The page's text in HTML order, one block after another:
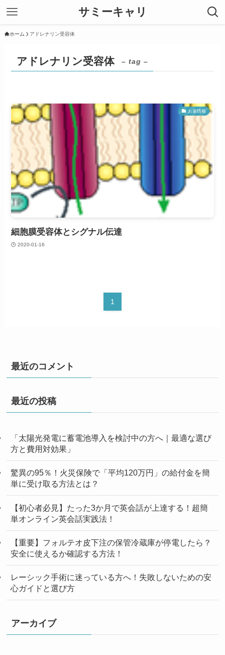
サミーキャリ
ホーム アドレナリン受容体
アドレナリン受容体 – tag –
お薬情報
細胞膜受容体とシグナル伝達
2020-01-16
1
最近のコメント
最近の投稿
「太陽光発電に蓄電池導入を検討中の方へ｜最適な選び
方と費用対効果」
驚異の95％！火災保険で「平均120万円」の給付金を簡
単に受け取る方法とは？
【初心者必見】たった3か月で英会話が上達する！超簡
単オンライン英会話実践法！
【重要】フォルテオ皮下注の保管冷蔵庫が停電したら？
安全に使えるか確認する方法！
レーシック手術に迷っている方へ！失敗しないための安
心ガイドと選び方
アーカイブ